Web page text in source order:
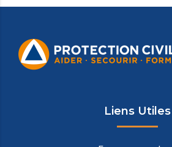
Liens Utiles